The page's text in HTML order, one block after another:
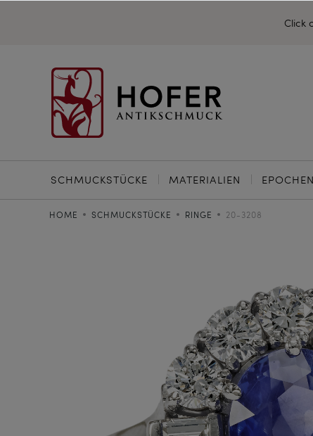
Click
SCHMUCKSTÜCKE MATERIALIEN EPOCHEN
HOME SCHMUCKSTÜCKE RINGE 20-3208